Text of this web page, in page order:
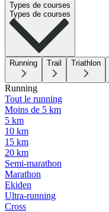
Types de courses
Types de courses
Running Trail Triathlon
Running
Tout le running
Moins de 5 km
5 km
10 km
15 km
20 km
Semi-marathon
Marathon
Ekiden
Ultra-running
Cross